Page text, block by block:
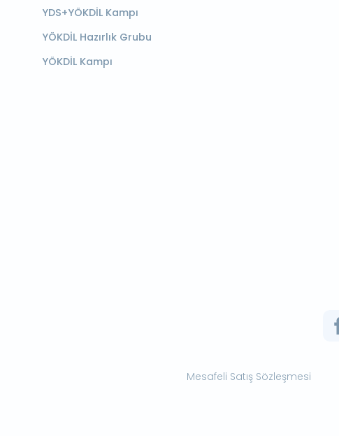
YDS+YÖKDİL Kampı
YÖKDİL Hazırlık Grubu
YÖKDİL Kampı
Mesafeli Satış Sözleşmesi